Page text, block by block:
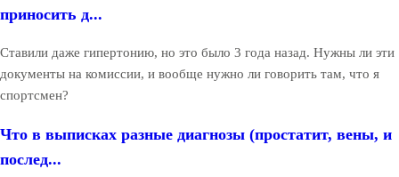
приносить д...
Ставили даже гипертонию, но это было 3 года назад. Нужны ли эти
документы на комиссии, и вообще нужно ли говорить там, что я
спортсмен?
Что в выписках разные диагнозы (простатит, вены, и
послед...